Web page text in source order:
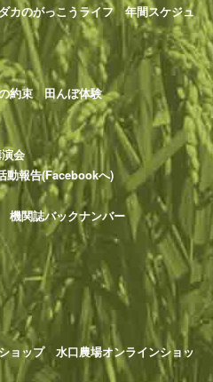
カのがっこうライフ
年間スケジュ
約束
田んぼ体験
会
動報告(Facebookへ)
機関誌バックナンバー
ョップ
水口農場オンラインショッ